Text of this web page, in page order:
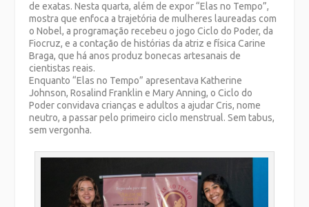
de exatas. Nesta quarta, além de expor “Elas no Tempo”,
mostra que enfoca a trajetória de mulheres laureadas com
o Nobel, a programação recebeu o jogo Ciclo do Poder, da
Fiocruz, e a contação de histórias da atriz e física Carine
Braga, que há anos produz bonecas artesanais de
cientistas reais.
Enquanto “Elas no Tempo” apresentava Katherine
Johnson, Rosalind Franklin e Mary Anning, o Ciclo do
Poder convidava crianças e adultos a ajudar Cris, nome
neutro, a passar pelo primeiro ciclo menstrual. Sem tabus,
sem vergonha.